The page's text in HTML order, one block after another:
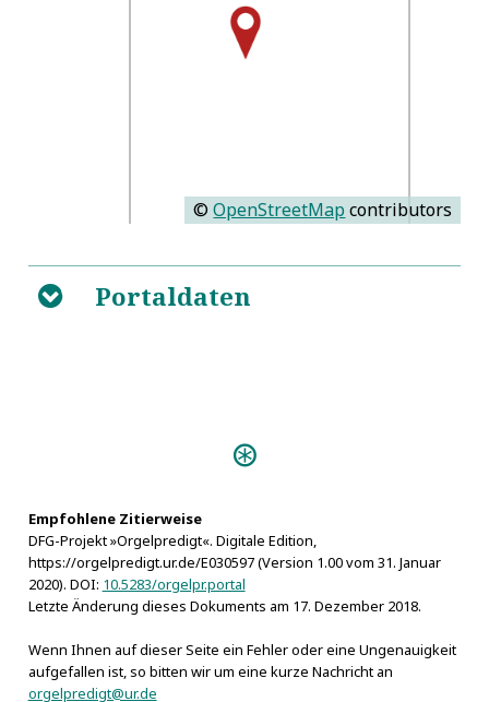
©OpenStreetMap contributors
B Portaldaten
Empfohlene Zitierweise
DFG-Projekt »Orgelpredigt«. Digitale Edition,
https://orgelpredigt.ur.de/E030597 (Version 1.00 vom 31. Januar
2020). DOI: 10.5283/orgelpr.portal
Letzte Änderung dieses Dokuments am 17. Dezember 2018.
Wenn Ihnen auf dieser Seite ein Fehler oder eine Ungenauigkeit
aufgefallen ist, so bitten wir um eine kurze Nachricht an
orgelpredigt@ur.de